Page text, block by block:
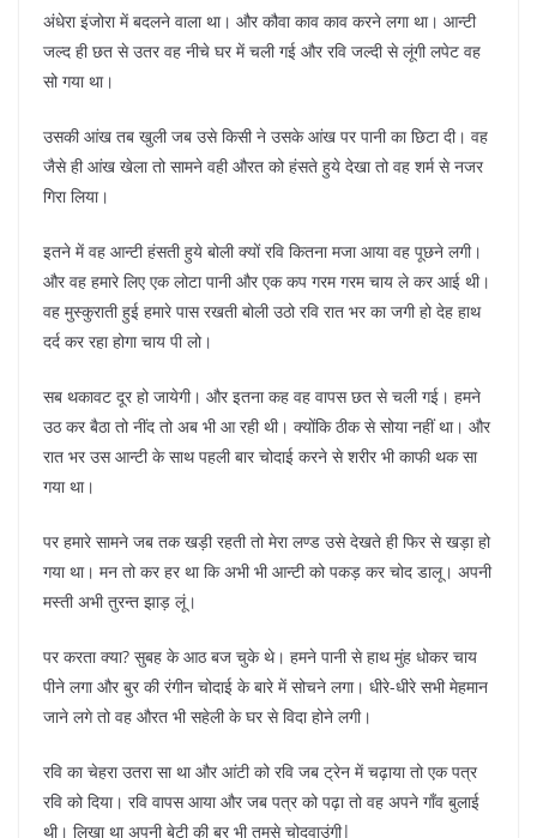
अंधेरा इंजोरा में बदलने वाला था। और कौवा काव काव करने लगा था। आन्टी
जल्द ही छत से उतर वह नीचे घर में चली गई और रवि जल्दी से लूंगी लपेट वह
सो गया था।
उसकी आंख तब खुली जब उसे किसी ने उसके आंख पर पानी का छिटा दी। वह
जैसे ही आंख खेला तो सामने वही औरत को हंसते हुये देखा तो वह शर्म से नजर
गिरा लिया।
इतने में वह आन्टी हंसती हुये बोली क्यों रवि कितना मजा आया वह पूछने लगी।
और वह हमारे लिए एक लोटा पानी और एक कप गरम गरम चाय ले कर आई थी।
वह मुस्कुराती हुई हमारे पास रखती बोली उठो रवि रात भर का जगी हो देह हाथ
दर्द कर रहा होगा चाय पी लो।
सब थकावट दूर हो जायेगी। और इतना कह वह वापस छत से चली गई। हमने
उठ कर बैठा तो नींद तो अब भी आ रही थी। क्योंकि ठीक से सोया नहीं था। और
रात भर उस आन्टी के साथ पहली बार चोदाई करने से शरीर भी काफी थक सा
गया था।
पर हमारे सामने जब तक खड़ी रहती तो मेरा लण्ड उसे देखते ही फिर से खड़ा हो
गया था। मन तो कर हर था कि अभी भी आन्टी को पकड़ कर चोद डालू। अपनी
मस्ती अभी तुरन्त झाड़ लूं।
पर करता क्या? सुबह के आठ बज चुके थे। हमने पानी से हाथ मुंह धोकर चाय
पीने लगा और बुर की रंगीन चोदाई के बारे में सोचने लगा। धीरे-धीरे सभी मेहमान
जाने लगे तो वह औरत भी सहेली के घर से विदा होने लगी।
रवि का चेहरा उतरा सा था और आंटी को रवि जब ट्रेन में चढ़ाया तो एक पत्र
रवि को दिया। रवि वापस आया और जब पत्र को पढ़ा तो वह अपने गाँव बुलाई
थी। लिखा था अपनी बेटी की बुर भी तुमसे चोदवाउंगी|